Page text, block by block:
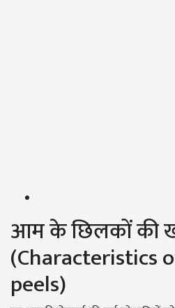
आम के छिलकों की
(Characteristics
peels)